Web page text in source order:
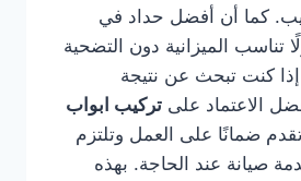
كما أن أفضل حداد في
تناسب الميزانية دون التضحية
إذا كنت تبحث عن نتيجة
الاعتماد على تركيب ابواب
ضمانًا على العمل وتلتزم
صيانة عند الحاجة. بهذه